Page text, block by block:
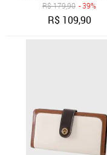
R$179,90 - 39%
R$ 109,90